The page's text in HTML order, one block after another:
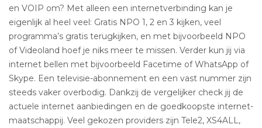
en VOIP om? Met alleen een internetverbinding kan je
eigenlijk al heel veel: Gratis NPO 1, 2 en 3 kijken, veel
programma’s gratis terugkijken, en met bijvoorbeeld NPO
of Videoland hoef je niks meer te missen. Verder kun jij via
internet bellen met bijvoorbeeld Facetime of WhatsApp of
Skype. Een televisie-abonnement en een vast nummer zijn
steeds vaker overbodig. Dankzij de vergelijker check jij de
actuele internet aanbiedingen en de goedkoopste internet-
maatschappij. Veel gekozen providers zijn Tele2, XS4ALL,